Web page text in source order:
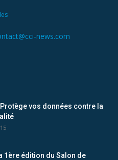
news.com
vos données contre la
1ère édition du Salon de